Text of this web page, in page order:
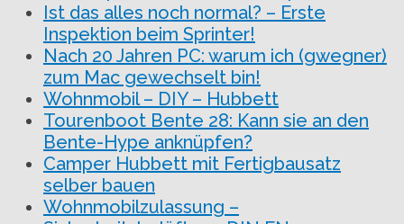
Ist das alles noch normal? – Erste
Inspektion beim Sprinter!
Nach 20 Jahren PC: warum ich (gwegner)
zum Mac gewechselt bin!
Wohnmobil – DIY – Hubbett
Tourenboot Bente 28: Kann sie an den
Bente-Hype anknüpfen?
Camper Hubbett mit Fertigbausatz
selber bauen
Wohnmobilzulassung –